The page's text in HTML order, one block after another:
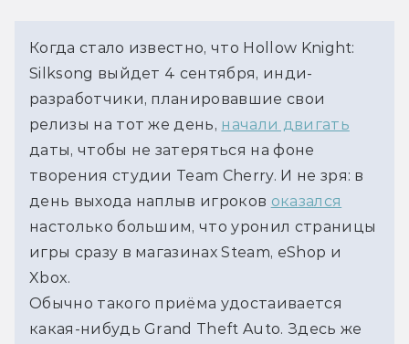
Когда стало известно, что Hollow Knight:
Silksong выйдет 4 сентября, инди-
разработчики, планировавшие свои
релизы на тот же день, начали двигать
даты, чтобы не затеряться на фоне
творения студии Team Cherry. И не зря: в
день выхода наплыв игроков оказался
настолько большим, что уронил страницы
игры сразу в магазинах Steam, eShop и
Xbox.
Обычно такого приёма удостаивается
какая-нибудь Grand Theft Auto. Здесь же